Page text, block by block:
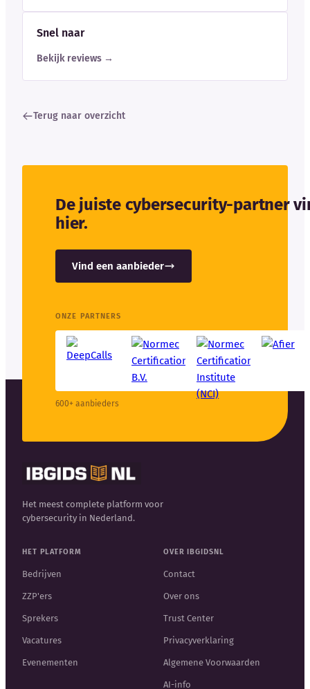
Snel naar
Bekijk reviews →
Terug naar overzicht
De juiste cybersecurity-partner
hier.
Vind een aanbieder
ONZE PARTNERS
600+ aanbieders
Het meest complete platform voor
cybersecurity in Nederland.
HET PLATFORM
Bedrijven
ZZP'ers
Sprekers
Vacatures
Evenementen
OVER IBGIDSNL
Contact
Over ons
Trust Center
Privacyverklaring
Algemene Voorwaarden
AI-info